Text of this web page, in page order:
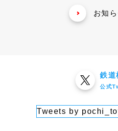
お知
鉄道
公式
Tweets by